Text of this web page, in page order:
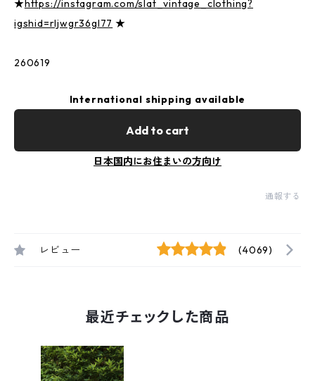
★https://instagram.com/slat_vintage_clothing?
igshid=rljwgr36gl77 ★
260619
International shipping available
Add to cart
日本国内にお住まいの方向け
通報する
レビュー (4069)
最近チェックした商品